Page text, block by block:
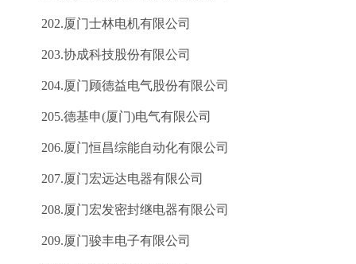
202.厦门士林电机有限公司
203.协成科技股份有限公司
204.厦门顾德益电气股份有限公司
205.德基申(厦门)电气有限公司
206.厦门恒昌综能自动化有限公司
207.厦门宏远达电器有限公司
208.厦门宏发密封继电器有限公司
209.厦门骏丰电子有限公司